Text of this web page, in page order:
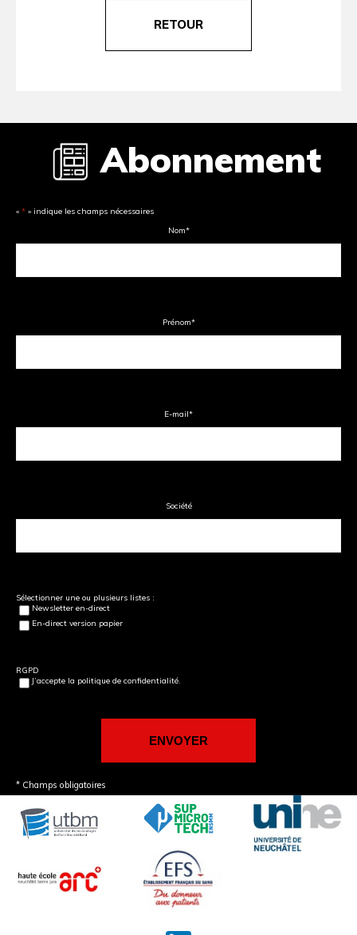
RETOUR
Abonnement
« * » indique les champs nécessaires
Nom*
Prénom*
E-mail*
Société
Sélectionner une ou plusieurs listes :
Newsletter en-direct
En-direct version papier
RGPD
J’accepte la politique de confidentialité.
* Champs obligatoires